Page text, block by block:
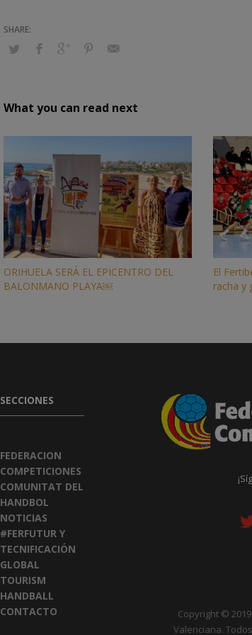
What you can read next
ORIHUELA SERÁ EL EPICENTRO DEL
BALONMANO PLAYA￼
El
racha y
SECCIONES
FEDERACION
COMPETICIONES
COMUNITAT DEL
HANDBOL
NOTICIAS
#FERFUTUR Y
TECNIFICACIÓN
GLOBAL
TOURISM
HANDBALL
CONTACTO
Copyright ©
Valenciana.